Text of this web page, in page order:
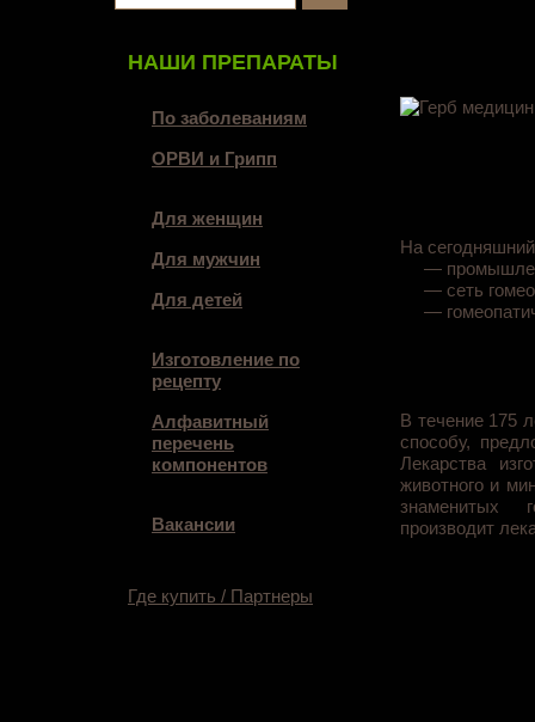
На
—
— сеть
—
В течение 175
способу,
Лекарства
животного и
знаменитых
производит
НАШИ ПРЕПАРАТЫ
По заболеваниям
ОРВИ и Грипп
Для женщин
Для мужчин
Для детей
Изготовление по
рецепту
Алфавитный
перечень
компонентов
Вакансии
Где купить / Партнеры